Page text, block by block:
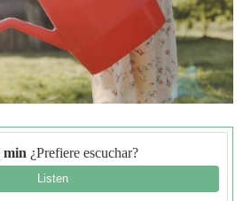
min ¿Prefiere escuchar?